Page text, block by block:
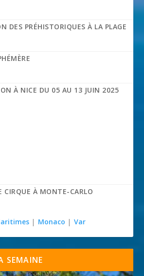
DES PRÉHISTORIQUES À LA PLAGE
À NICE DU 05 AU 13 JUIN 2025
CIRQUE À MONTE-CARLO
| Monaco | Var
SEMAINE